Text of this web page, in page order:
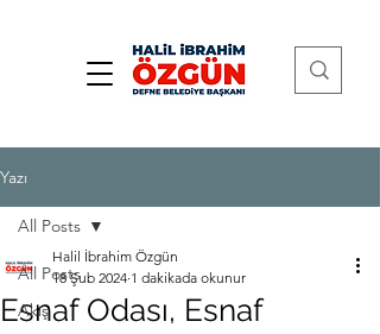
Yazı
All Posts
Akış
All Posts
Esnaf Odası, Esnaf
Halil İbrahim Özgün
18 Şub 2024 1 dakikada okunur